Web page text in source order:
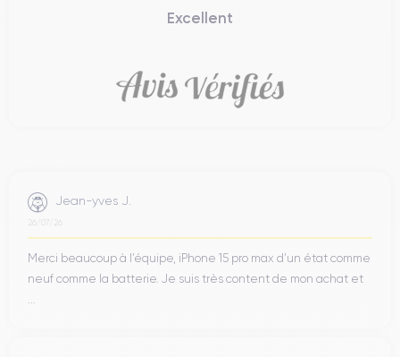
Excellent
Jean-yves J.
26/07/26
Merci beaucoup à l’équipe, iPhone 15 pro max d’un état comme
neuf comme la batterie. Je suis très content de mon achat et